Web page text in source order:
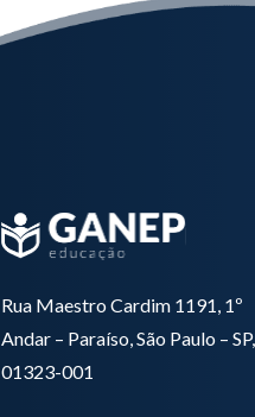
Rua Maestro Cardim 1191, 1º
Andar – Paraíso, São Paulo – SP,
01323-001